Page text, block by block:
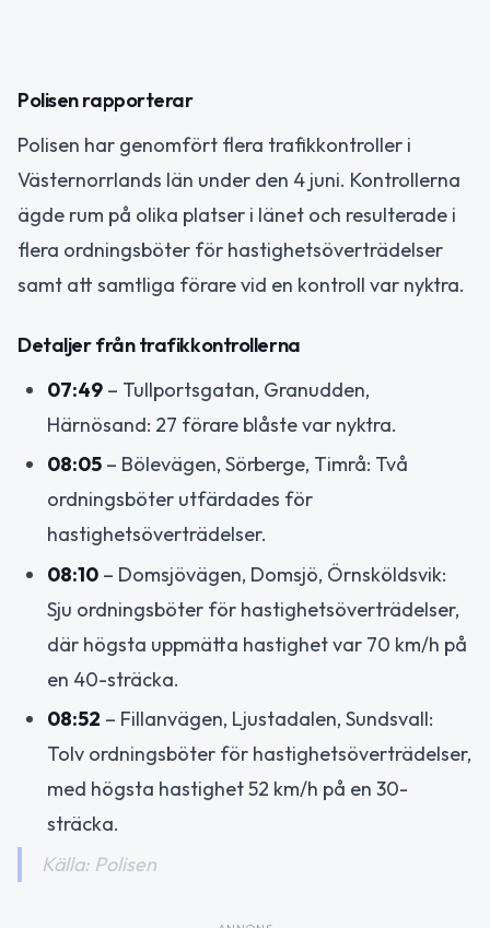
Polisen rapporterar
Polisen har genomfört flera trafikkontroller i
Västernorrlands län under den 4 juni. Kontrollerna
ägde rum på olika platser i länet och resulterade i
flera ordningsböter för hastighetsöverträdelser
samt att samtliga förare vid en kontroll var nyktra.
Detaljer från trafikkontrollerna
07:49 – Tullportsgatan, Granudden,
Härnösand: 27 förare blåste var nyktra.
08:05 – Bölevägen, Sörberge, Timrå: Två
ordningsböter utfärdades för
hastighetsöverträdelser.
08:10 – Domsjövägen, Domsjö, Örnsköldsvik:
Sju ordningsböter för hastighetsöverträdelser,
där högsta uppmätta hastighet var 70 km/h på
en 40-sträcka.
08:52 – Fillanvägen, Ljustadalen, Sundsvall:
Tolv ordningsböter för hastighetsöverträdelser,
med högsta hastighet 52 km/h på en 30-
sträcka.
Källa: Polisen